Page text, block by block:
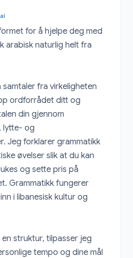
for å hjelpe deg med
arabisk naturlig helt fra
samtaler fra virkeligheten
ordforrådet ditt og
din gjennom
lytte- og
Jeg forklarer grammatikk
øvelser slik at du kan
og sette pris på
Grammatikk fungerer
i libanesisk kultur og
struktur, tilpasser jeg
tempo og dine mål